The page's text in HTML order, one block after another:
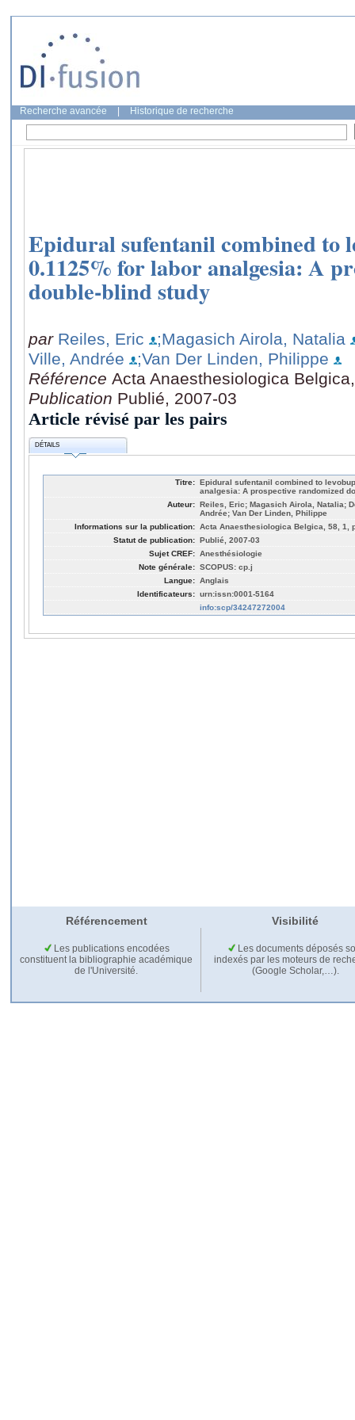
Recherche avancée Historique de recherche
Epidural sufentanil combined to
0.1125% for labor analgesia: A
double-blind study
par Reiles, Eric
;Magasich Airola, Natalia
Ville, Andrée
;Van Der Linden, Philippe
Référence Acta Anaesthesiologica
Publication Publié, 2007-03
Article révisé par les pairs
DÉTAILS
Titre: Epidural sufentanil combined to
analgesia: A prospective randomized
Auteur: Reiles, Eric; Magasich Airola, Natalia;
Andrée; Van Der Linden, Philippe
Informations sur la publication: Acta Anaesthesiologica Belgica, 58, 1,
Statut de publication: Publié, 2007-03
Sujet CREF: Anesthésiologie
Note générale: SCOPUS: cp.j
Langue: Anglais
Identificateurs: urn:issn:0001-5164
info:scp/34247272004
Référencement Visibilité
Les publications encodées
constituent la bibliographie académique
de l'Université.
Les documents déposés
indexés par les moteurs de
(Google Scholar,…).